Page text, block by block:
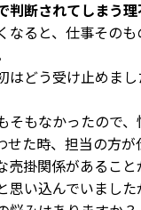
判断されてしまう
ると、仕事そのも
はどう受け止めまし
そもなかったので
た時、担当の方
掛関係があるこ
思い込んでいまし